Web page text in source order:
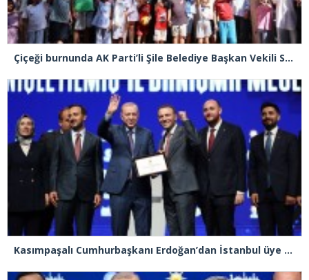
Çiçeği burnunda AK Parti’li Şile Belediye Başkan Vekili Sacit Terzi, teşkilatlarla piknikte buluştu
Kasımpaşalı Cumhurbaşkanı Erdoğan’dan İstanbul üye birincisi Beyoğlu İlçe Başkanı Kasım Fırat’a plaket